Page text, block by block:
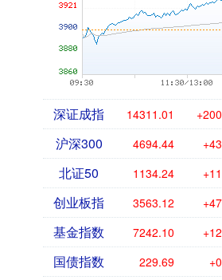
深证成指 14311.01
沪深300 4694.44
北证50 1134.24
创业板指 3563.12
基金指数 7242.10
国债指数 229.69